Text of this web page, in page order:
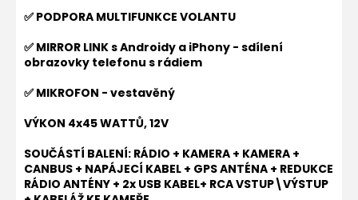
✅ PODPORA MULTIFUNKCE VOLANTU
✅ MIRROR LINK s Androidy a iPhony - sdílení
obrazovky telefonu s rádiem
✅ MIKROFON - vestavěný
VÝKON 4x45 WATTŮ, 12V
SOUČÁSTÍ BALENÍ: RÁDIO + KAMERA + KAMERA +
CANBUS + NAPÁJECÍ KABEL + GPS ANTÉNA + REDUKCE
RÁDIO ANTÉNY + 2x USB KABEL+ RCA VSTUP\VÝSTUP